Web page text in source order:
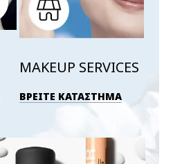
MAKEUP SERVICES
ΒΡΕΙΤΕ ΚΑΤΑΣΤΗΜΑ